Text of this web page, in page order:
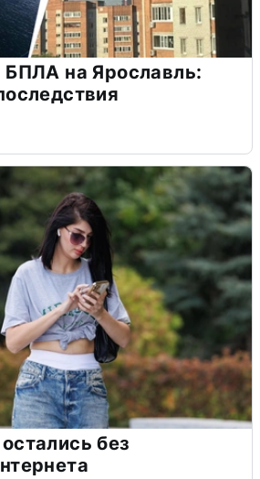
БПЛА на Ярославль:
без